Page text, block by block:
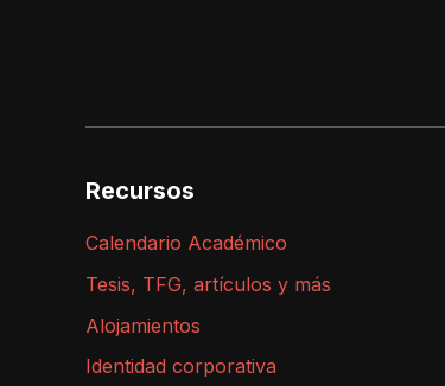
Recursos
Calendario Académico
Tesis, TFG, artículos y más
Alojamientos
Identidad corporativa